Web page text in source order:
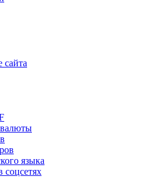
сайта
языка
соцсетях